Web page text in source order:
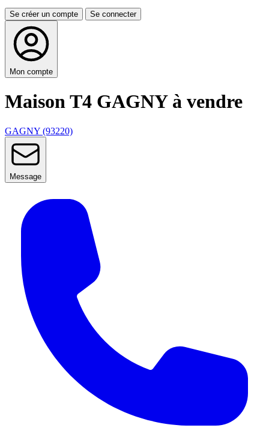
Se créer un compte Se connecter
Mon compte
Maison T4 GAGNY à vendre
GAGNY (93220)
Message